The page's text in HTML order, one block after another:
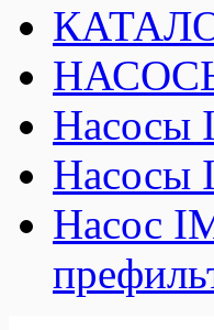
Насосы
Насосы
Насос